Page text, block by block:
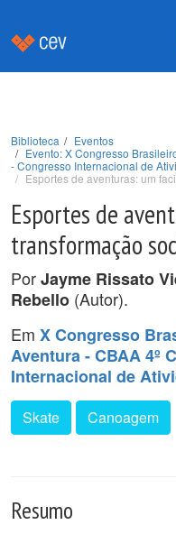
Biblioteca
Eventos
Evento: X Congresso
- Congresso Internacional de
Esportes de aventuras: um
Esportes de
transformação
PorJayme Rissato
Rebello (Autor).
Em X Congresso
Aventura - CBAA 4º
Internacional de
Skate Canoagem
Resumo